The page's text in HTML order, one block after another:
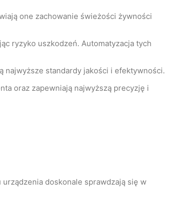
one zachowanie świeżości żywności
ryzyko uszkodzeń. Automatyzacja tych
najwyższe standardy jakości i efektywności.
oraz zapewniają najwyższą precyzję i
doskonale sprawdzają się w